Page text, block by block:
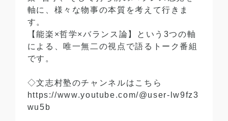
軸に、様々な物事の本質を考えて行きま
す。
【能楽×哲学×バランス論】という3つの軸
による、唯一無二の視点で語るトーク番組
です。
◇文志村塾のチャンネルはこちら
https://www.youtube.com/@user-lw9fz3
wu5b